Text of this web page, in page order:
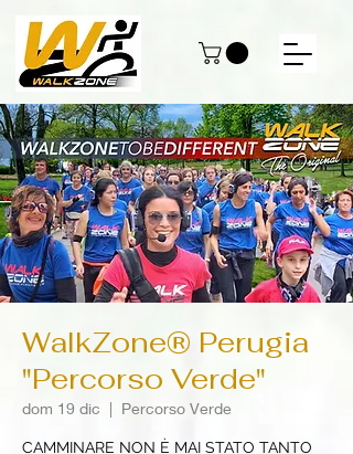
WalkZone® Perugia
"Percorso Verde"
dom 19 dic
  |
Percorso Verde
CAMMINARE NON È MAI STATO TANTO